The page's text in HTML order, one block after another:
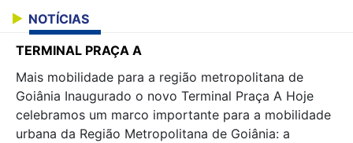
NOTÍCIAS
TERMINAL PRAÇA A
Mais mobilidade para a região metropolitana de
Goiânia Inaugurado o novo Terminal Praça A Hoje
celebramos um marco importante para a mobilidade
urbana da Região Metropolitana de Goiânia: a